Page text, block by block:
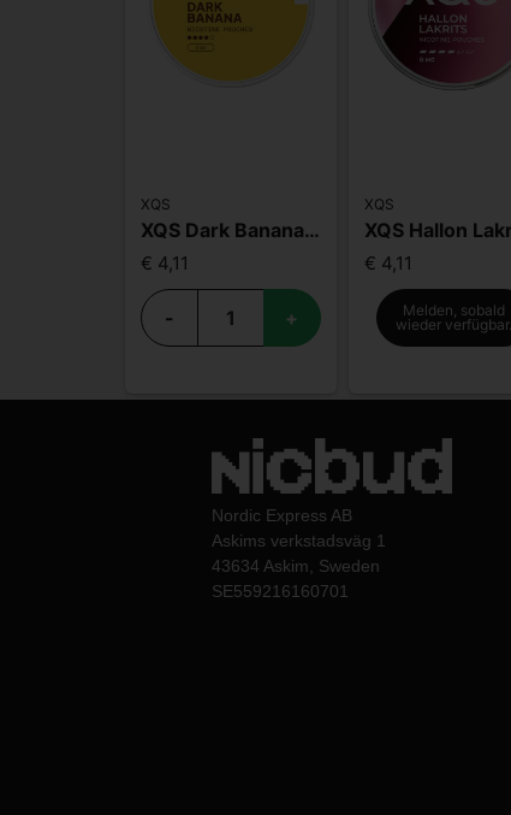
XQS
XQS Dark Banana Slim Strong
€ 4,11
- +
XQS
€ 4,11
Melden, sobald
wieder verfügbar.
Nordic Express AB
Askims verkstadsväg 1
43634 Askim, Sweden
SE559216160701